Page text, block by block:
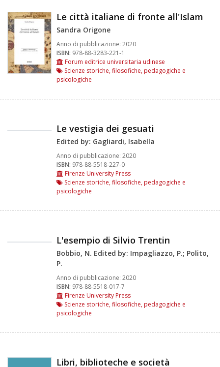
Le città italiane di fronte all'Islam
Sandra Origone
Anno di pubblicazione: 2020
ISBN: 978-88-3283-221-1
Forum editrice universitaria udinese
Scienze storiche, filosofiche, pedagogiche e
psicologiche
Le vestigia dei gesuati
Edited by: Gagliardi, Isabella
Anno di pubblicazione: 2020
ISBN: 978-88-5518-227-0
Firenze University Press
Scienze storiche, filosofiche, pedagogiche e
psicologiche
L'esempio di Silvio Trentin
Bobbio, N. Edited by: Impagliazzo, P.; Polito,
P.
Anno di pubblicazione: 2020
ISBN: 978-88-5518-017-7
Firenze University Press
Scienze storiche, filosofiche, pedagogiche e
psicologiche
Libri, biblioteche e società